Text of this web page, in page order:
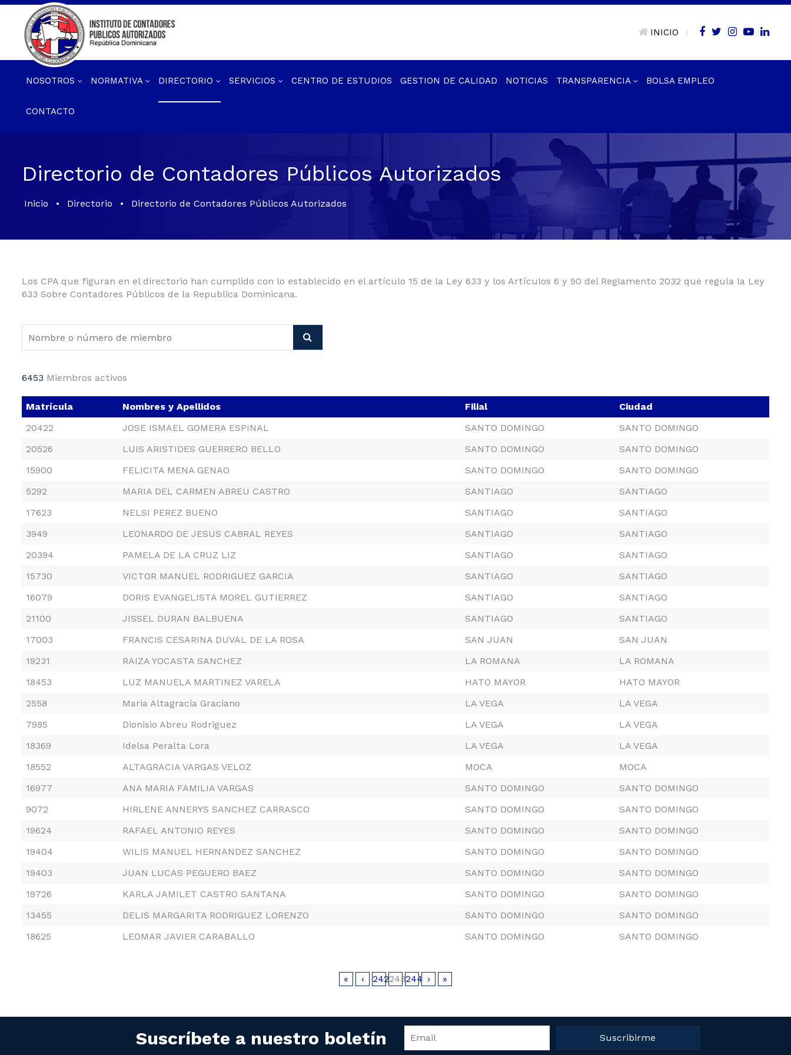
INICIO
NOSOTROS NORMATIVA DIRECTORIO SERVICIOS CENTRO DE ESTUDIOS GESTION DE CALIDAD NOTICIAS TRANSPARENCIA BOLSA EMPLEO
CONTACTO
Directorio de Contadores Públicos Autorizados
Inicio • Directorio • Directorio de Contadores Públicos Autorizados
Los CPA que figuran en el directorio han cumplido con lo establecido en el artículo 15 de la Ley 633 y los Artículos 6 y 90 del Reglamento 2032 que regula la Ley
633 Sobre Contadores Públicos de la Republica Dominicana.
6453 Miembros activos
Matrícula Nombres y Apellidos Filial
Ciudad
20422
JOSE ISMAEL GOMERA ESPINAL SANTO DOMINGO
SANTO DOMINGO
20526
LUIS ARISTIDES GUERRERO BELLO SANTO DOMINGO
SANTO DOMINGO
15900
FELICITA MENA GENAO SANTO DOMINGO
SANTO DOMINGO
5292
MARIA DEL CARMEN ABREU CASTRO SANTIAGO
SANTIAGO
17623
NELSI PEREZ BUENO SANTIAGO
SANTIAGO
3949
LEONARDO DE JESUS CABRAL REYES SANTIAGO
SANTIAGO
20394
PAMELA DE LA CRUZ LIZ SANTIAGO
SANTIAGO
15730
VICTOR MANUEL RODRIGUEZ GARCIA SANTIAGO
SANTIAGO
16079
DORIS EVANGELISTA MOREL GUTIERREZ SANTIAGO
SANTIAGO
21100
JISSEL DURAN BALBUENA SANTIAGO
SANTIAGO
17003
FRANCIS CESARINA DUVAL DE LA ROSA SAN JUAN
SAN JUAN
19231
RAIZA YOCASTA SANCHEZ LA ROMANA
LA ROMANA
18453
LUZ MANUELA MARTINEZ VARELA HATO MAYOR
HATO MAYOR
2558
Maria Altagracia Graciano LA VEGA
LA VEGA
7985
Dionisio Abreu Rodriguez LA VEGA
LA VEGA
18369
Idelsa Peralta Lora LA VEGA
LA VEGA
18552
ALTAGRACIA VARGAS VELOZ MOCA
MOCA
16977
ANA MARIA FAMILIA VARGAS SANTO DOMINGO
SANTO DOMINGO
9072
HIRLENE ANNERYS SANCHEZ CARRASCO SANTO DOMINGO
SANTO DOMINGO
19624
RAFAEL ANTONIO REYES SANTO DOMINGO
SANTO DOMINGO
19404
WILIS MANUEL HERNANDEZ SANCHEZ SANTO DOMINGO
SANTO DOMINGO
19403
JUAN LUCAS PEGUERO BAEZ SANTO DOMINGO
SANTO DOMINGO
19726
KARLA JAMILET CASTRO SANTANA SANTO DOMINGO
SANTO DOMINGO
13455
DELIS MARGARITA RODRIGUEZ LORENZO SANTO DOMINGO
SANTO DOMINGO
18625
LEOMAR JAVIER CARABALLO SANTO DOMINGO SANTO DOMINGO
« ‹ 242243244 › »
Suscríbete a nuestro boletín Suscribirme